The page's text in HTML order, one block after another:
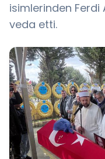
isimlerinden Ferdi
veda etti.